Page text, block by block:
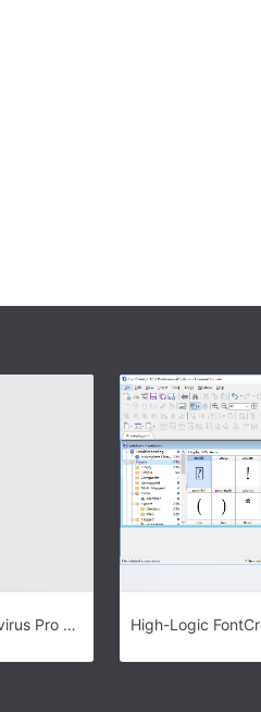
熊猫杀毒软件专业版 Panda Antivirus Pro v2015 中文安装版